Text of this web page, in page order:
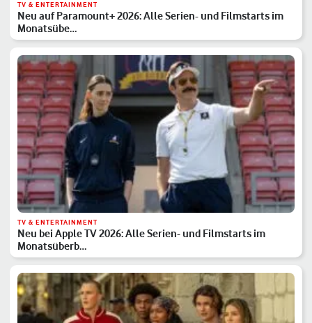
TV & ENTERTAINMENT
Neu auf Paramount+ 2026: Alle Serien- und Filmstarts im
Monatsübe…
TV & ENTERTAINMENT
Neu bei Apple TV 2026: Alle Serien- und Filmstarts im
Monatsüberb…